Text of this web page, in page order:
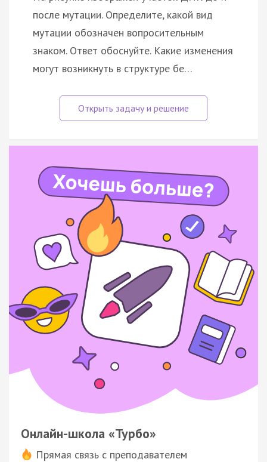
после мутации. Определите, какой вид
мутации обозначен вопросительным
знаком. Ответ обоснуйте. Какие изменения
могут возникнуть в структуре бе…
Онлайн-школа «Турбо»
Прямая связь с преподавателем